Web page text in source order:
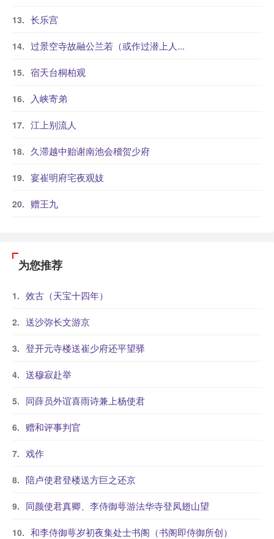
长乐宫
过景空寺故融公兰若（或作过潜上人...
宿天台桐柏观
入峡寄弟
江上别流人
久滞越中贻谢南池会稽贺少府
宴崔明府宅夜观妓
赠王九
为您推荐
效古（天宝十四年）
送沙弥长文游京
登开元寺楼送崔少府还平望驿
送穆寂赴举
同薛员外谊喜雨诗兼上杨使君
赠和评事判官
戏作
陪卢使君登楼送方巨之还京
同颜使君真卿、李侍御萼游法华寺登凤翅山望
和李侍御萼岁初夜集处士书阁（书阁即侍御所创）